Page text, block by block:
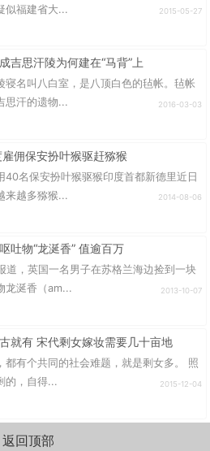
似福建省大...
2015-05-27
吉思汗陵为何建在“马背”上
寝名叫八白室，是八顶白色的毡帐。毡帐
思汗的遗物...
2016-03-03
佣保安扮叶猴驱赶猕猴
40名保安扮叶猴驱猴印度首都新德里近日
来越多猕猴...
2014-08-06
吐物“龙涎香” 值逾百万
道，英国一名男子在苏格兰海边捡到一块
龙涎香（am...
2013-10-07
就有 宋代剩女嫁妆需要几十亩地
都有个共同的社会难题，就是剩女多。 照
的，自得...
2015-12-04
返回顶部